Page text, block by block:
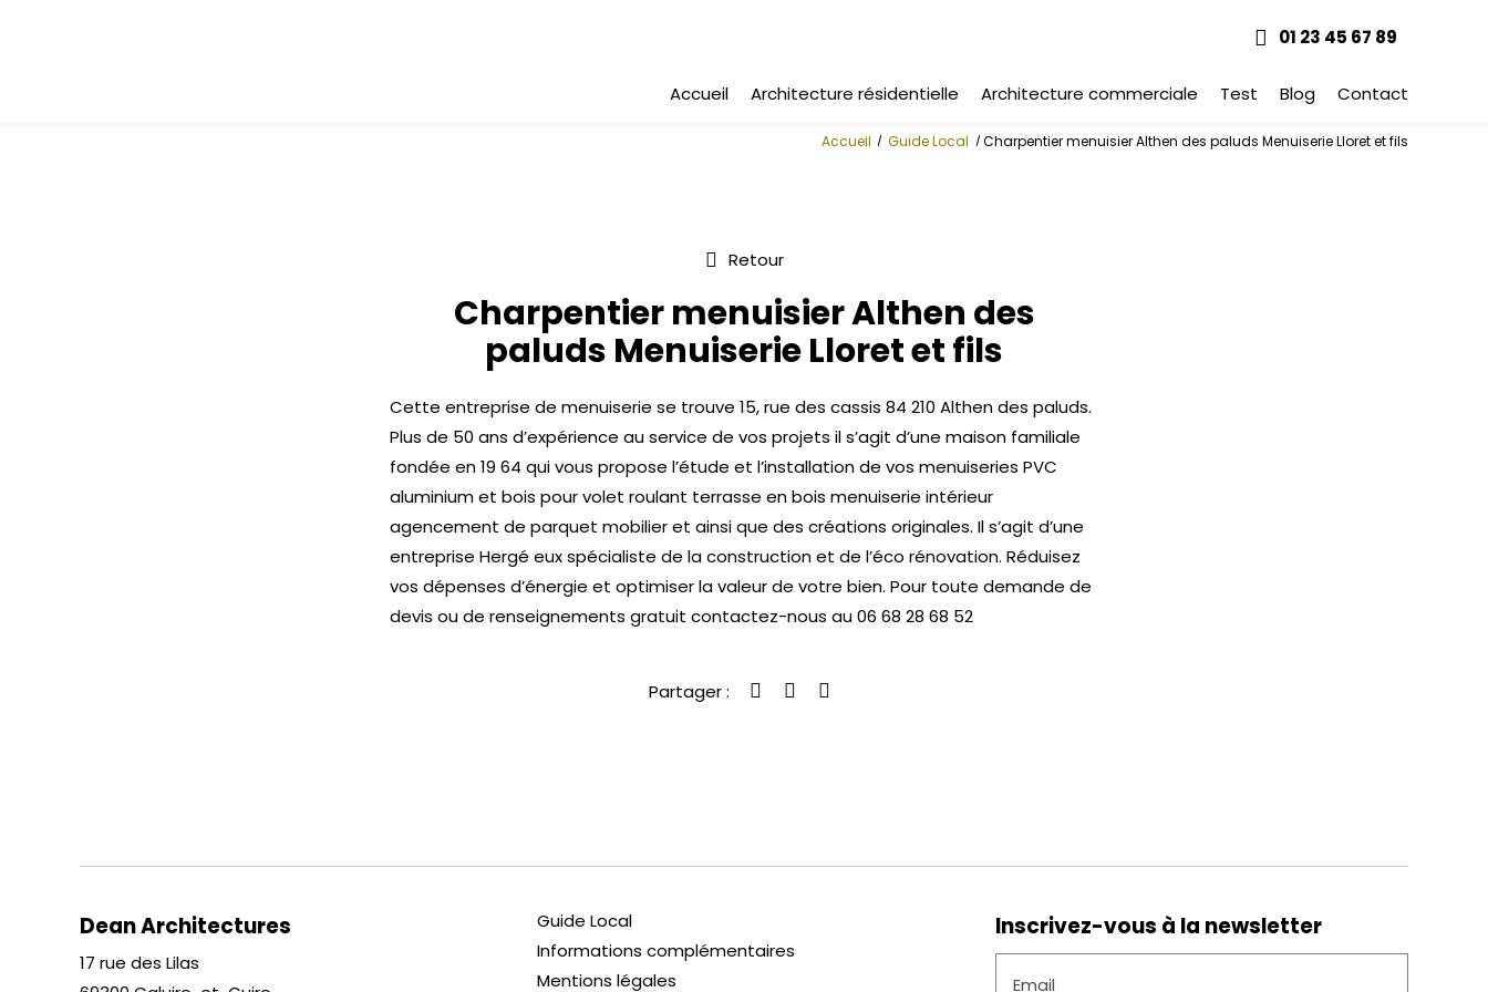
01 23 45 67 89
Accueil Architecture résidentielle Architecture commerciale Test Blog Contact
Accueil Guide Local Charpentier menuisier Althen des paluds Menuiserie Lloret et fils
Retour
Charpentier menuisier Althen des
paluds Menuiserie Lloret et fils
Cette entreprise de menuiserie se trouve 15, rue des cassis 84 210 Althen des paluds.
Plus de 50 ans d’expérience au service de vos projets il s’agit d’une maison familiale
fondée en 19 64 qui vous propose l’étude et l’installation de vos menuiseries PVC
aluminium et bois pour volet roulant terrasse en bois menuiserie intérieur
agencement de parquet mobilier et ainsi que des créations originales. Il s’agit d’une
entreprise Hergé eux spécialiste de la construction et de l’éco rénovation. Réduisez
vos dépenses d’énergie et optimiser la valeur de votre bien. Pour toute demande de
devis ou de renseignements gratuit contactez-nous au 06 68 28 68 52
Partager :
Dean Architectures
17 rue des Lilas
Inscrivez-vous à la newsletter
Email
Guide Local
Informations complémentaires
Mentions légales